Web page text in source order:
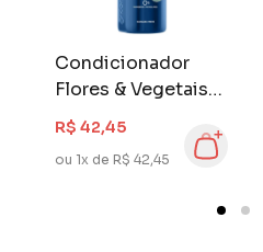
Condicionador
Flores & Vegetais
310 ml Cinza
Platina
R$ 42,45
ou 1x de R$ 42,45